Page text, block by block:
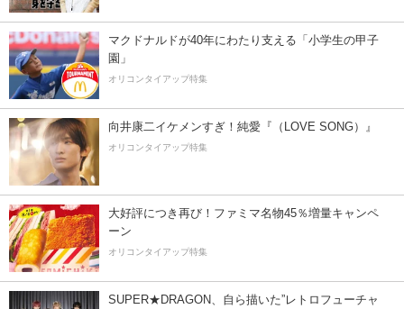
マクドナルドが40年にわたり支える「小学生の甲子
園」
オリコンタイアップ特集
向井康二イケメンすぎ！純愛『（LOVE SONG）』
オリコンタイアップ特集
大好評につき再び！ファミマ名物45％増量キャンペ
ーン
オリコンタイアップ特集
SUPER★DRAGON、自ら描いた”レトロフューチャ